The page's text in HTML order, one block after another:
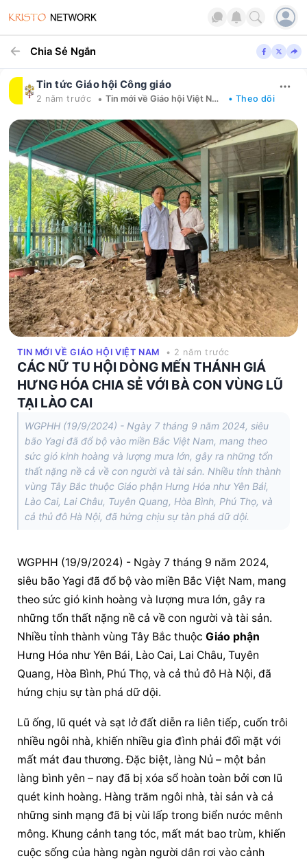
Chia Sẻ Ngắn
Tin tức Giáo hội Công giáo
2 năm trước • Tin mới về Giáo hội Việt Nam • Theo dõi
TIN MỚI VỀ GIÁO HỘI VIỆT NAM • 2 năm trước
CÁC NỮ TU HỘI DÒNG MẾN THÁNH GIÁ
HƯNG HÓA CHIA SẺ VỚI BÀ CON VÙNG LŨ
TẠI LÀO CAI
WGPHH (19/9/2024) - Ngày 7 tháng 9 năm 2024, siêu
bão Yagi đã đổ bộ vào miền Bắc Việt Nam, mang theo
sức gió kinh hoàng và lượng mưa lớn, gây ra những tổn
thất nặng nề cả về con người và tài sản. Nhiều tỉnh thành
vùng Tây Bắc thuộc Giáo phận Hưng Hóa như Yên Bái,
Lào Cai, Lai Châu, Tuyên Quang, Hòa Bình, Phú Thọ, và
cả thủ đô Hà Nội, đã hứng chịu sự tàn phá dữ dội.
WGPHH (19/9/2024) - Ngày 7 tháng 9 năm 2024,
siêu bão Yagi đã đổ bộ vào miền Bắc Việt Nam, mang
theo sức gió kinh hoàng và lượng mưa lớn, gây ra
những tổn thất nặng nề cả về con người và tài sản.
Nhiều tỉnh thành vùng Tây Bắc thuộc Giáo phận
Hưng Hóa như Yên Bái, Lào Cai, Lai Châu, Tuyên
Quang, Hòa Bình, Phú Thọ, và cả thủ đô Hà Nội, đã
hứng chịu sự tàn phá dữ dội.
Lũ ống, lũ quét và sạt lở đất diễn ra liên tiếp, cuốn trôi
nhiều ngôi nhà, khiến nhiều gia đình phải đối mặt với
mất mát đau thương. Đặc biệt, làng Nủ – một bản
làng bình yên – nay đã bị xóa sổ hoàn toàn bởi cơn lũ
quét kinh hoàng. Hàng trăm ngôi nhà, tài sản và cả
những sinh mạng đã bị vùi lấp trong biển nước mênh
mông. Khung cảnh tang tóc, mất mát bao trùm, khiến
cuộc sống của hàng ngàn người dân rơi vào cảnh